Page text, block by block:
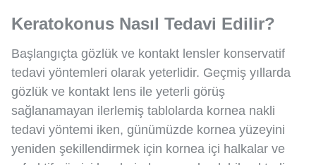
Keratokonus Nasıl Tedavi Edilir?
Başlangıçta gözlük ve kontakt lensler konservatif
tedavi yöntemleri olarak yeterlidir. Geçmiş yıllarda
gözlük ve kontakt lens ile yeterli görüş
sağlanamayan ilerlemiş tablolarda kornea nakli
tedavi yöntemi iken, günümüzde kornea yüzeyini
yeniden şekillendirmek için kornea içi halkalar ve